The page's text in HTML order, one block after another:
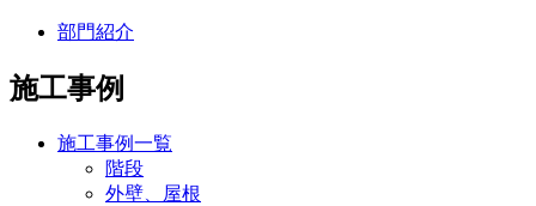
部門紹介
施工事例
施工事例一覧
階段
外壁、屋根